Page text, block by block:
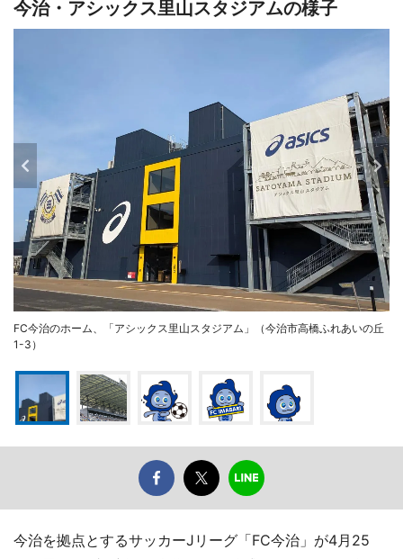
今治・アシックス里山スタジアムの様子
FC今治のホーム、「アシックス里山スタジアム」（今治市高橋ふれあいの丘
1-3）
今治を拠点とするサッカーJリーグ「FC今治」が4月25